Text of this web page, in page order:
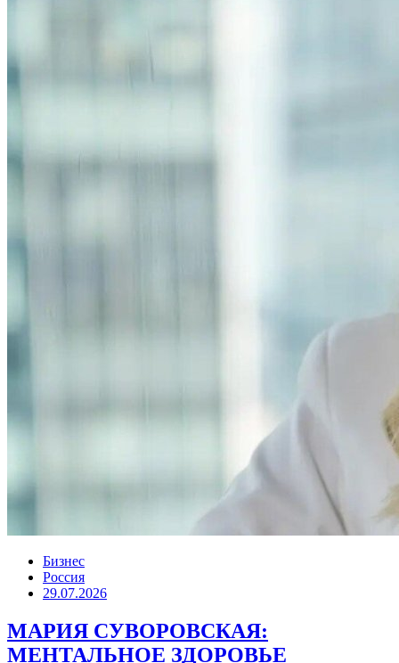
Бизнес
Россия
29.07.2026
МАРИЯ СУВОРОВСКАЯ:
МЕНТАЛЬНОЕ ЗДОРОВЬЕ